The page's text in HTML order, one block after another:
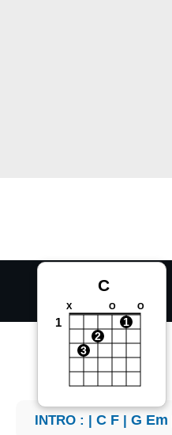
INTRO : |C
C
X O O
1
1
2
3
F |G Em